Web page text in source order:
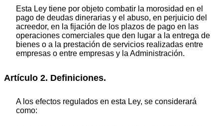
Esta Ley tiene por objeto combatir la morosidad en el
pago de deudas dinerarias y el abuso, en perjuicio del
acreedor, en la fijación de los plazos de pago en las
operaciones comerciales que den lugar a la entrega de
bienes o a la prestación de servicios realizadas entre
empresas o entre empresas y la Administración.
Artículo 2. Definiciones.
A los efectos regulados en esta Ley, se considerará
como: